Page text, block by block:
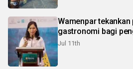
Wamenpar
gastronomi bagi
Jul 11th